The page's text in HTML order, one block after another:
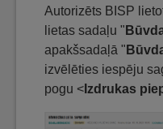
Autorizēts BISP
lietas sadaļu "
apakšsadaļā "
izvēlēties iespēju
pogu < Izdrukas